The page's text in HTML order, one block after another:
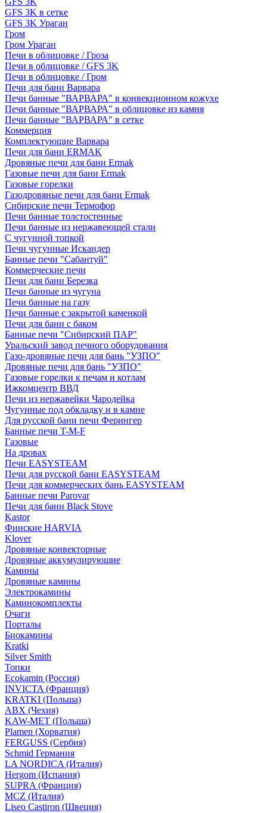
GFS 3K в сетке
GFS 3K Ураган
Гром
Гром Ураган
Печи в облицовке / Гроза
Печи в облицовке / GFS 3K
Печи в облицовке / Гром
Печи для бани Варвара
Печи банные "ВАРВАРА" в конвекционном кожухе
Печи банные "ВАРВАРА" в облицовке из камня
Печи банные "ВАРВАРА" в сетке
Коммерция
Комплектующие Варвара
Печи для бани ERMAK
Дровяные печи для бани Ermak
Газовые печи для бани Ermak
Газовые горелки
Газодровяные печи для бани Ermak
Сибирские печи Термофор
Печи банные толстостенные
Печи банные из нержавеющей стали
С чугунной топкой
Печи чугунные Искандер
Банные печи "Сабантуй"
Коммерческие печи
Печи для бани Березка
Печи банные из чугуна
Печи банные на газу
Печи банные с закрытой каменкой
Печи для бани с баком
Банные печи "Сибирский ПАР"
Уральский завод печного оборудования
Газо-дровяные печи для бань "УЗПО"
Дровяные печи для бань "УЗПО"
Газовые горелки к печам и котлам
Ижкомцентр ВВД
Печи из нержавейки Чародейка
Чугунные под обкладку и в камне
Для русской бани печи Ферингер
Банные печи T-M-F
Газовые
На дровах
Печи EASYSTEAM
Печи для русской бани EASYSTEAM
Печи для коммерческих бань EASYSTEAM
Банные печи Parovar
Печи для бани Black Stove
Kastor
Финские HARVIA
Klover
Дровяные конвекторные
Дровяные аккумулирующие
Камины
Дровяные камины
Электрокамины
Каминокомплекты
Очаги
Порталы
Биокамины
Kratki
Silver Smith
Топки
Ecokamin (Россия)
INVICTA (Франция)
KRATKI (Польша)
ABX (Чехия)
KAW-MET (Польша)
Plamen (Хорватия)
FERGUSS (Сербия)
Schmid Германия
LA NORDICA (Италия)
Hergom (Испания)
SUPRA (Франция)
MCZ (Италия)
Liseo Castiron (Швеция)